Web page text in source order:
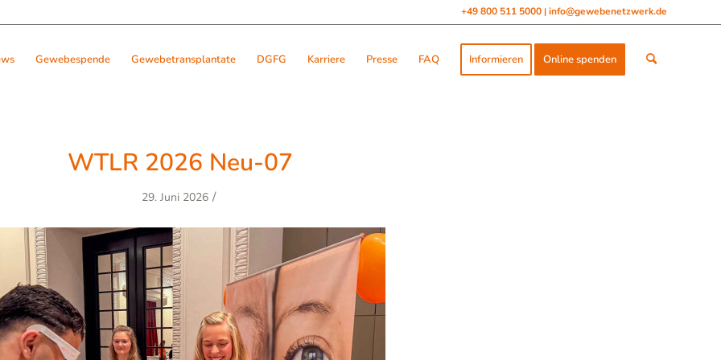
+49 800 511 5000 | info@gewebenetzwerk.de
Gewebespende Gewebetransplantate DGFG Karriere Presse FAQ Informieren Online spenden
WTLR 2026 Neu-07
29. Juni 2026 /